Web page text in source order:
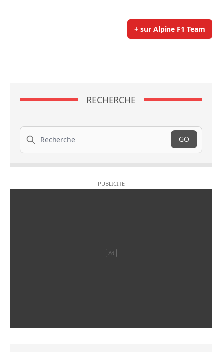
+ sur Alpine F1 Team
RECHERCHE
Recherche
GO